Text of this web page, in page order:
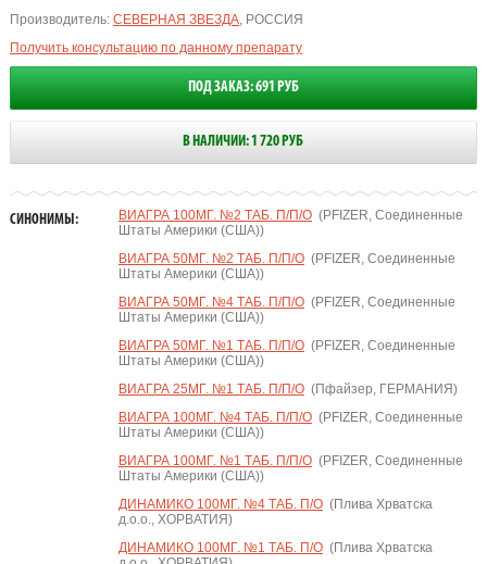
Производитель: СЕВЕРНАЯ ЗВЕЗДА, РОССИЯ
Получить консультацию по данному препарату
ПОД ЗАКАЗ: 691 РУБ
В НАЛИЧИИ: 1 720 РУБ
СИНОНИМЫ: ВИАГРА 100МГ. №2 ТАБ. П/П/О(PFIZER, Соединенные
Штаты Америки (США))
ВИАГРА 50МГ. №2 ТАБ. П/П/О(PFIZER, Соединенные
Штаты Америки (США))
ВИАГРА 50МГ. №4 ТАБ. П/П/О(PFIZER, Соединенные
Штаты Америки (США))
ВИАГРА 50МГ. №1 ТАБ. П/П/О(PFIZER, Соединенные
Штаты Америки (США))
ВИАГРА 25МГ. №1 ТАБ. П/П/О(Пфайзер, ГЕРМАНИЯ)
ВИАГРА 100МГ. №4 ТАБ. П/П/О(PFIZER, Соединенные
Штаты Америки (США))
ВИАГРА 100МГ. №1 ТАБ. П/П/О(PFIZER, Соединенные
Штаты Америки (США))
ДИНАМИКО 100МГ. №4 ТАБ. П/О(Плива Хрватска
д.о.о., ХОРВАТИЯ)
ДИНАМИКО 100МГ. №1 ТАБ. П/О(Плива Хрватска